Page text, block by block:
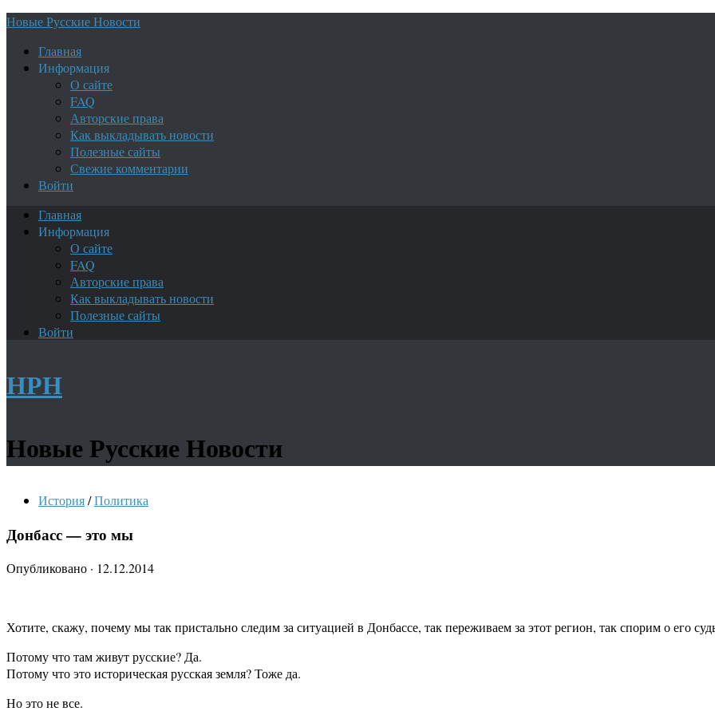
Новые Русские Новости
Главная
Информация
О сайте
FAQ
Авторские права
Как выкладывать новости
Полезные сайты
Свежие комментарии
Войти
Главная
Информация
О сайте
FAQ
Авторские права
Как выкладывать новости
Полезные сайты
Войти
НРН
Новые Русские Новости
История/Политика
Донбасс — это мы
Опубликовано · 12.12.2014
Хотите, скажу, почему мы так пристально следим за ситуацией в Донбассе, так переживаем за этот регион, так спорим о его
Потому что там живут русские? Да.
Потому что это историческая русская земля? Тоже да.
Но это не все.